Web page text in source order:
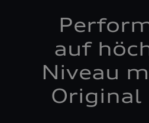
auf
Niveau
Original